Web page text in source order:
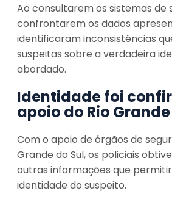
Ao consultarem os sistemas de
confrontarem os dados
identificaram inconsistências
suspeitas sobre a verdadeira
abordado.
Identidade foi
apoio do Rio
Com o apoio de órgãos de
Grande do Sul, os policiais
outras informações que
identidade do suspeito.